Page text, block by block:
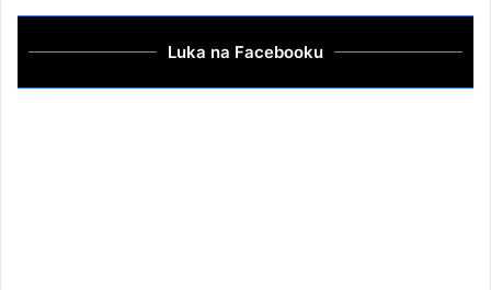
Luka na Facebooku